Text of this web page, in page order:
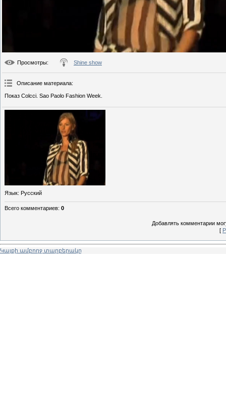
Просмотры: Shine show
Описание материала:
Показ Colcci. Sao Paolo Fashion Week.
Язык: Русский
Всего комментариев: 0
Добавлять комментарии
[
Կայքի ամբողջ տարբերակը